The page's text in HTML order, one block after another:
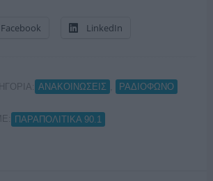
Facebook LinkedIn
ΑΝΑΚΟΙΝΩΣΕΙΣ ΡΑΔΙΟΦΩΝΟ
ΠΑΡΑΠΟΛΙΤΙΚΑ 90.1